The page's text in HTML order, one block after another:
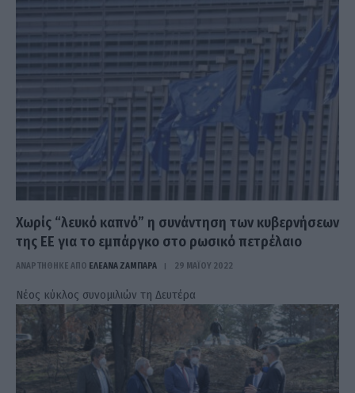
Χωρίς “λευκό καπνό” η συνάντηση των κυβερνήσεων
της ΕΕ για το εμπάργκο στο ρωσικό πετρέλαιο
ΑΝΑΡΤΗΘΗΚΕ ΑΠΟ ΕΛΕΑΝΑ ΖΑΜΠΑΡΑ 29 ΜΑΪ́ΟΥ 2022
Νέος κύκλος συνομιλιών τη Δευτέρα